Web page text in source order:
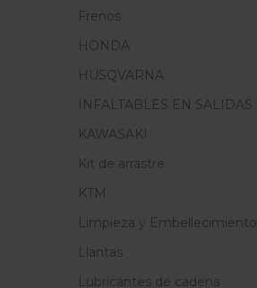
Frenos
HONDA
HUSQVARNA
INFALTABLES EN SALIDAS
KAWASAKI
Kit de arrastre
KTM
Limpieza y Embellecimiento
Llantas
Lubricantes de cadena